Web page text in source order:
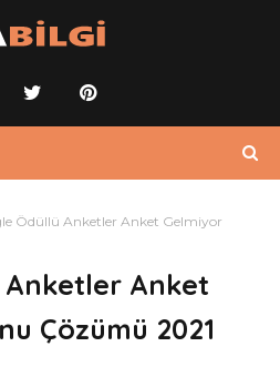
Ödüllü Anketler Anket Gelmiyor
Anket
Çözümü 2021